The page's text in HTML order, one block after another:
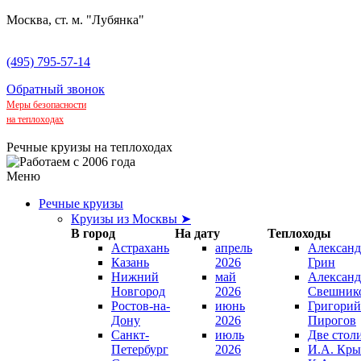
Москва, ст. м. "Лубянка"
(495) 795-57-14
Обратный звонок
Меры безопасности
на теплоходах
Речные круизы на теплоходах
Меню
Речные круизы
Круизы из Москвы ➤
В город
На дату
Теплоходы
Астрахань
Казань
Нижний
Новгород
Ростов-на-
Дону
Санкт-
Петербург
апрель
2026
май
2026
июнь
2026
июль
2026
Грин
Григорий
Пирогов
Две
И.А.